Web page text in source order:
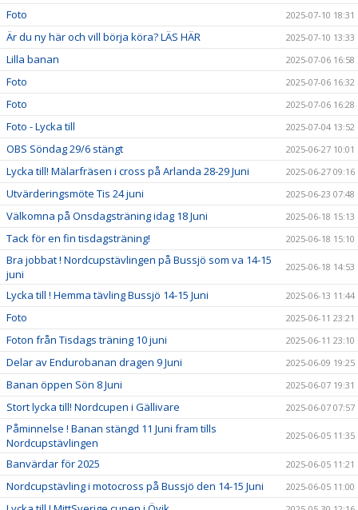
Foto 2025-07-10 18:31
Är du ny här och vill börja köra? LÄS HÄR 2025-07-10 13:33
Lilla banan 2025-07-06 16:58
Foto 2025-07-06 16:32
Foto 2025-07-06 16:28
Foto - Lycka till 2025-07-04 13:52
OBS Söndag 29/6 stängt 2025-06-27 10:01
Lycka till! Mälarfräsen i cross på Arlanda 28-29 Juni 2025-06-27 09:16
Utvärderingsmöte Tis 24 juni 2025-06-23 07:48
Välkomna på Onsdagsträning idag 18 Juni 2025-06-18 15:13
Tack för en fin tisdagsträning! 2025-06-18 15:10
Bra jobbat ! Nordcupstävlingen på Bussjö som va 14-15
juni
2025-06-18 14:53
Lycka till ! Hemma tävling Bussjö 14-15 Juni 2025-06-13 11:44
Foto 2025-06-11 23:21
Foton från Tisdags träning 10 juni 2025-06-11 23:10
Delar av Endurobanan dragen 9 Juni 2025-06-09 19:25
Banan öppen Sön 8 Juni 2025-06-07 19:31
Stort lycka till! Nordcupen i Gällivare 2025-06-07 07:57
Påminnelse ! Banan stängd 11 Juni fram tills
Nordcupstävlingen
2025-06-05 11:35
Banvärdar för 2025 2025-06-05 11:21
Nordcupstävling i motocross på Bussjö den 14-15 Juni 2025-06-05 11:00